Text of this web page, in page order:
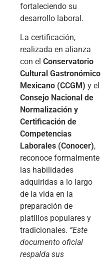
fortaleciendo su
desarrollo laboral.
La certificación,
realizada en alianza
con el Conservatorio
Cultural Gastronómico
Mexicano (CCGM) y el
Consejo Nacional de
Normalización y
Certificación de
Competencias
Laborales (Conocer),
reconoce formalmente
las habilidades
adquiridas a lo largo
de la vida en la
preparación de
platillos populares y
tradicionales. “Este
documento oficial
respalda sus